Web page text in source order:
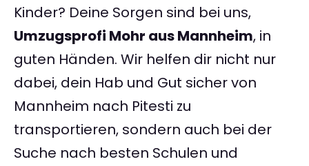
Kinder? Deine Sorgen sind bei uns,
Umzugsprofi Mohr aus Mannheim, in
guten Händen. Wir helfen dir nicht nur
dabei, dein Hab und Gut sicher von
Mannheim nach Pitesti zu
transportieren, sondern auch bei der
Suche nach besten Schulen und